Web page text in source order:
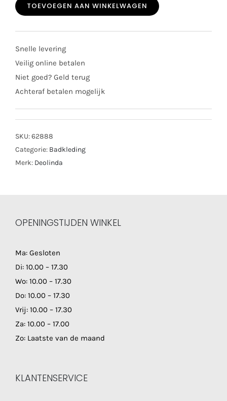
badpak
aantal
TOEVOEGEN AAN WINKELWAGEN
Snelle levering
Veilig online betalen
Niet goed? Geld terug
Achteraf betalen mogelijk
SKU:62888
Categorie: Badkleding
Merk: Deolinda
OPENINGSTIJDEN WINKEL
Ma: Gesloten
Di: 10.00 – 17.30
Wo: 10.00 – 17.30
Do: 10.00 – 17.30
Vrij: 10.00 – 17.30
Za: 10.00 – 17.00
Zo: Laatste van de maand
KLANTENSERVICE